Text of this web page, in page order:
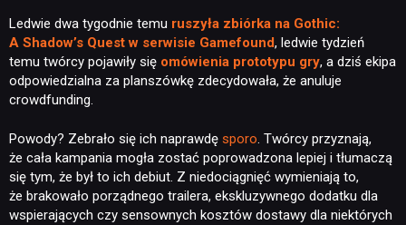
Ledwie dwa tygodnie temu ruszyła zbiórka na Gothic:
A Shadow’s Quest w serwisie Gamefound, ledwie tydzień
temu twórcy pojawiły się omówienia prototypu gry, a dziś ekipa
odpowiedzialna za planszówkę zdecydowała, że anuluje
crowdfunding.
Powody? Zebrało się ich naprawdę sporo. Twórcy przyznają,
że cała kampania mogła zostać poprowadzona lepiej i tłumaczą
się tym, że był to ich debiut. Z niedociągnięć wymieniają to,
że brakowało porządnego trailera, ekskluzywnego dodatku dla
wspierających czy sensownych kosztów dostawy dla niektórych